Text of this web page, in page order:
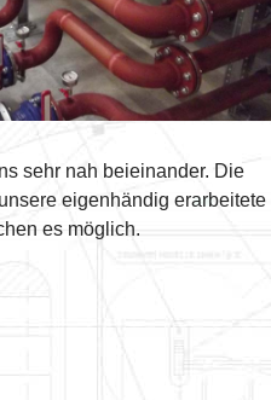
sehr nah beieinander. Die
eigenhändig erarbeitete
es möglich.